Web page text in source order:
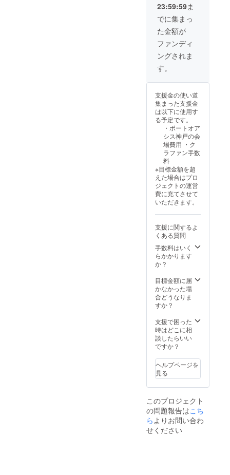
※すべてのプラン
で「最大10分の
ステージを、最
大3回まで出演
可」です。 有効
期限：2025年7
月1日から2025
年8月31日まで
23:59:59ま
でに集まっ
た金額が
ファンディ
ングされま
す。
支援金の使い道
集まった支援金
は以下に使用す
る予定です。
・ポートオア
シス神戸の会
場費用 ・ク
ラファン手数
料
※目標金額を超
えた場合はプロ
ジェクトの運営
費に充てさせて
いただきます。
支援に関するよ
くある質問
手数料はいく
らかかります
か？
目標金額に届
かなかった場
合どうなりま
すか？
支援で困った
時はどこに相
談したらいい
ですか？
ヘルプページを
見る
このプロジェクト
の問題報告はこち
らよりお問い合わ
せください